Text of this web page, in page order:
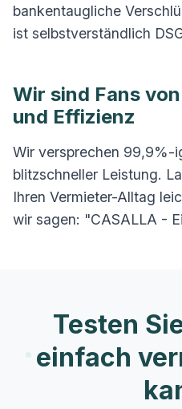
bankentaugliche
ist selbstverständlich
Wir sind Fans
und Effizienz
Wir versprechen 99,9%-
blitzschneller Leistung.
Ihren Vermieter-Alltag
wir sagen: "CASALLA -
Testen
einfach